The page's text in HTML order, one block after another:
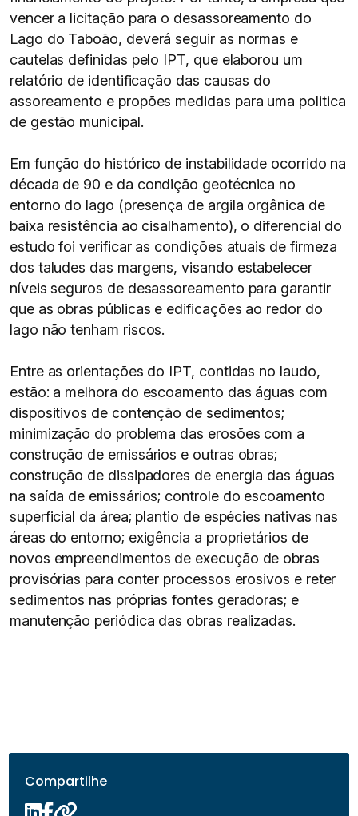
vencer a licitação para o desassoreamento do
Lago do Taboão, deverá seguir as normas e
cautelas definidas pelo IPT, que elaborou um
relatório de identificação das causas do
assoreamento e propões medidas para uma politica
de gestão municipal.
Em função do histórico de instabilidade ocorrido na
década de 90 e da condição geotécnica no
entorno do lago (presença de argila orgânica de
baixa resistência ao cisalhamento), o diferencial do
estudo foi verificar as condições atuais de firmeza
dos taludes das margens, visando estabelecer
níveis seguros de desassoreamento para garantir
que as obras públicas e edificações ao redor do
lago não tenham riscos.
Entre as orientações do IPT, contidas no laudo,
estão: a melhora do escoamento das águas com
dispositivos de contenção de sedimentos;
minimização do problema das erosões com a
construção de emissários e outras obras;
construção de dissipadores de energia das águas
na saída de emissários; controle do escoamento
superficial da área; plantio de espécies nativas nas
áreas do entorno; exigência a proprietários de
novos empreendimentos de execução de obras
provisórias para conter processos erosivos e reter
sedimentos nas próprias fontes geradoras; e
manutenção periódica das obras realizadas.
Compartilhe